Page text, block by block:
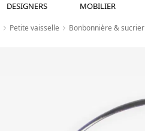
DESIGNERS MOBILIER
Petite vaisselle Bonbonnière & sucrier